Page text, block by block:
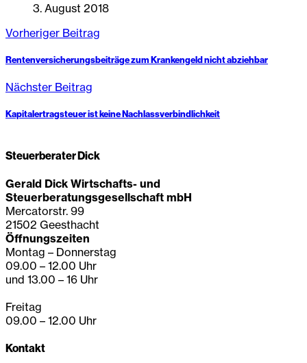
3. August 2018
Vorheriger Beitrag
Rentenversicherungsbeiträge zum Krankengeld nicht abziehbar
Nächster Beitrag
Kapitalertragsteuer ist keine Nachlassverbindlichkeit
Steuerberater Dick
Gerald Dick Wirtschafts- und
Steuerberatungsgesellschaft mbH
Mercatorstr. 99
21502 Geesthacht
Öffnungszeiten
Montag – Donnerstag
09.00 – 12.00 Uhr
und 13.00 – 16 Uhr
Freitag
09.00 – 12.00 Uhr
Kontakt